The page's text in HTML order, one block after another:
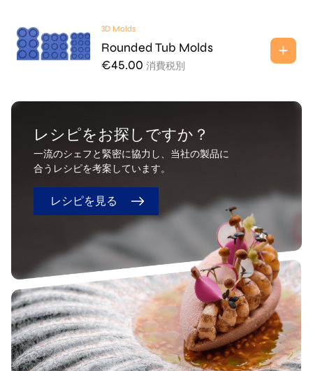
3D Molds
Rounded Tub Molds
€45.00 消費税別
レシピをお探しですか？
一流のシェフと緊密に協力し、当社の製品に
合うレシピを考案しています。
レシピを見る